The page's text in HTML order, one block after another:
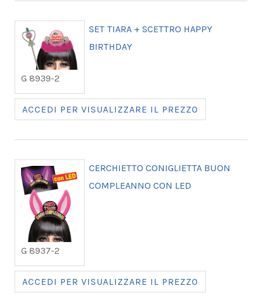
G 8939-2
SET TIARA + SCETTRO HAPPY
BIRTHDAY
ACCEDI PER VISUALIZZARE IL PREZZO
G 8937-2
CERCHIETTO CONIGLIETTA BUON
COMPLEANNO CON LED
ACCEDI PER VISUALIZZARE IL PREZZO